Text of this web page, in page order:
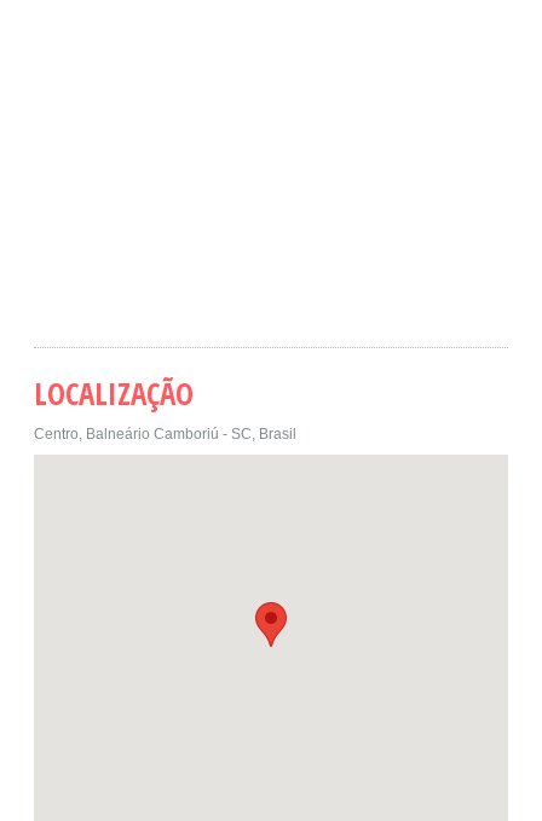
LOCALIZAÇÃO
Centro, Balneário Camboriú - SC, Brasil